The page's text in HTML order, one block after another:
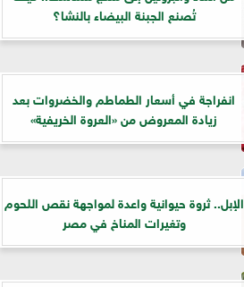
تُصنع الجبنة البيضاء بالنشا؟
انفراجة في أسعار الطماطم والخضروات بعد
زيادة المعروض من «العروة الخريفية»
الإبل.. ثروة حيوانية واعدة لمواجهة نقص اللحوم
وتغيرات المناخ في مصر